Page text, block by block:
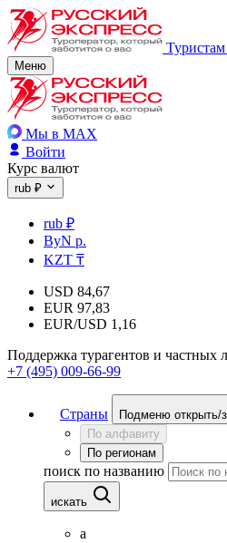
Туристам
Меню
Мы в MAX
Войти
Курс валют
rub ₽
rub ₽
ByN р.
KZT ₸
USD 84,67
EUR 97,83
EUR/USD 1,16
Поддержка турагентов и частных
+7 (495) 009-66-99
Страны
Подменю открыть/
По алфавиту
По регионам
поиск по названию
искать
а